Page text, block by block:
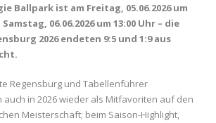
Ballpark ist am Freitag, 05.06.2026 um
06.06.2026 um 13:00 Uhr – die
2026 endeten 9:5 und 1:9 aus
Regensburg und Tabellenführer
auch in 2026 wieder als Mitfavoriten auf den
Meisterschaft; beim Saison-Highlight,